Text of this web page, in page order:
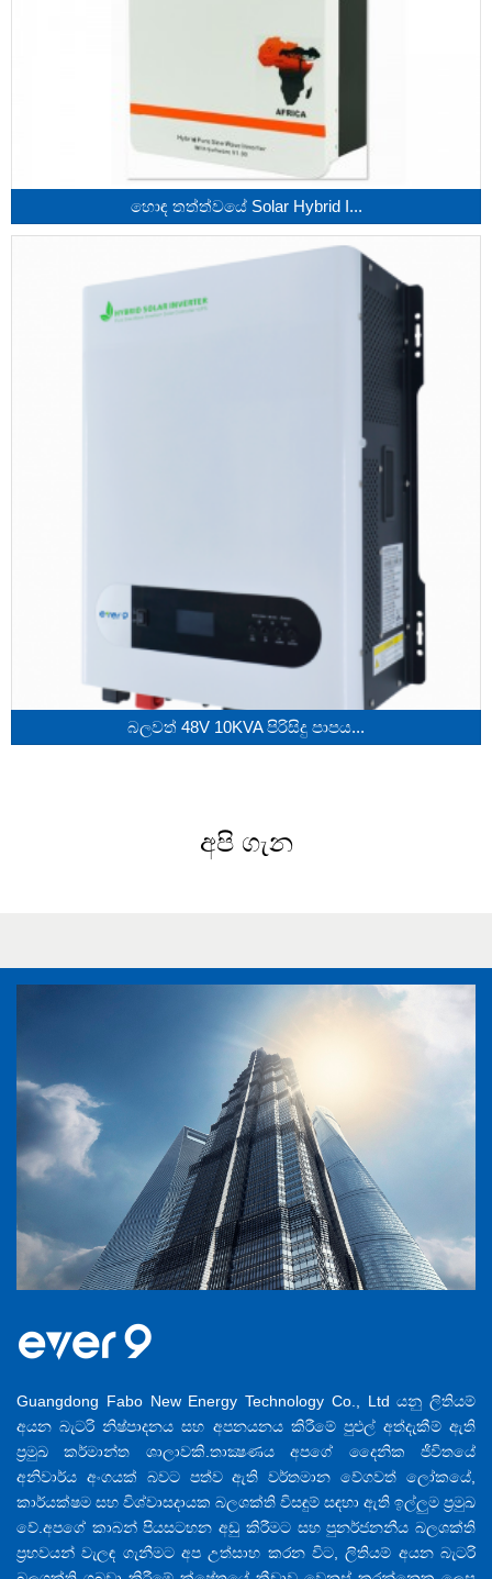
හොඳ තත්ත්වයේ Solar Hybrid I...
බලවත් 48V 10KVA පිරිසිදු පාපය...
අපි ගැන
Guangdong Fabo New Energy Technology Co., Ltd යනු ලිතියම්
අයන බැටරි නිෂ්පාදනය සහ අපනයනය කිරීමේ පුළුල් අත්දැකීම් ඇති
ප්‍රමුඛ කර්මාන්ත ශාලාවකි.තාක්‍ෂණය අපගේ දෛනික ජීවිතයේ
අනිවාර්ය අංගයක් බවට පත්ව ඇති වර්තමාන වේගවත් ලෝකයේ,
කාර්යක්ෂම සහ විශ්වාසදායක බලශක්ති විසඳුම් සඳහා ඇති ඉල්ලුම ප්‍රමුඛ
වේ.අපගේ කාබන් පියසටහන අඩු කිරීමට සහ පුනර්ජනනීය බලශක්ති
ප්‍රභවයන් වැලඳ ගැනීමට අප උත්සාහ කරන විට, ලිතියම් අයන බැටරි